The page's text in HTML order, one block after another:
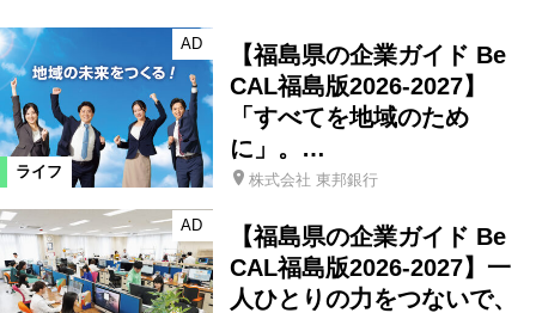
ライフ
AD
【福島県の企業ガイド Be
CAL福島版2026-2027】
「すべてを地域のため
に」。…
株式会社 東邦銀行
AD
【福島県の企業ガイド Be
CAL福島版2026-2027】一
人ひとりの力をつないで、